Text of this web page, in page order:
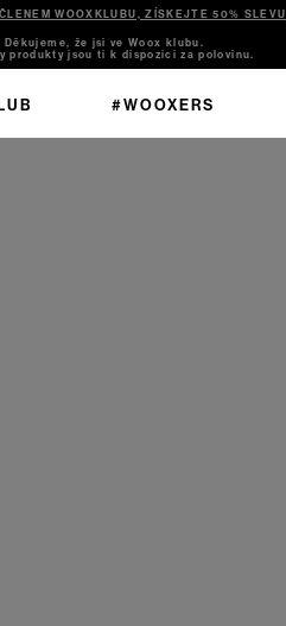
WOOXKLUBU, ZÍSKEJTE 50% SLEVU
Děkujeme, že jsi ve Woox klubu.
produkty jsou ti k dispozici za polovinu.
#WOOXERS